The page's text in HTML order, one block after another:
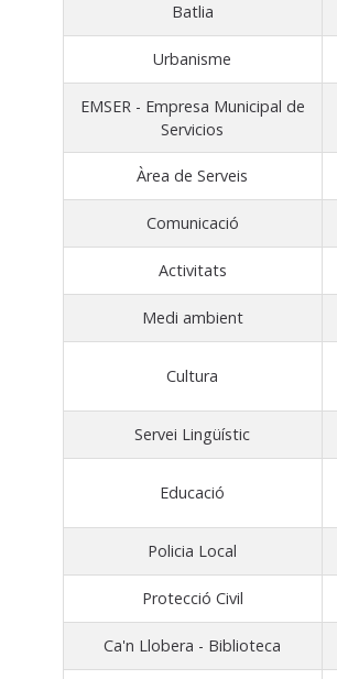
Batlia
Urbanisme
EMSER - Empresa Municipal de
Servicios
Àrea de Serveis
Comunicació
Activitats
Medi ambient
Cultura
Servei Lingüístic
Educació
Policia Local
Protecció Civil
Ca'n Llobera - Biblioteca